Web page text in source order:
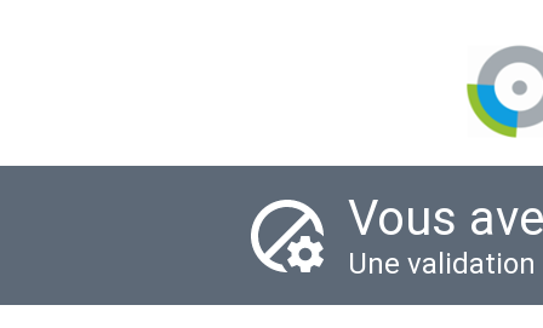
Vous
Une